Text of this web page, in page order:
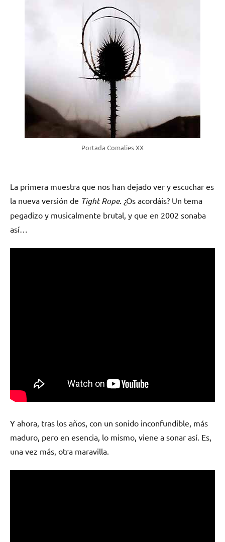
Portada Comalies XX
La primera muestra que nos han dejado ver y escuchar es
la nueva versión de Tight Rope. ¿Os acordáis? Un tema
pegadizo y musicalmente brutal, y que en 2002 sonaba
así…
Y ahora, tras los años, con un sonido inconfundible, más
maduro, pero en esencia, lo mismo, viene a sonar así. Es,
una vez más, otra maravilla.